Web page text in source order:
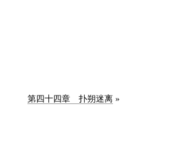
第四十四章 扑朔迷离»